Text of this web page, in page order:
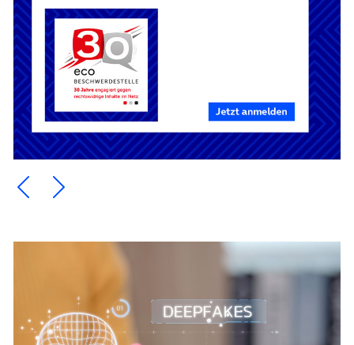
Ein Element zurück blättern
Ein Element weiter blättern